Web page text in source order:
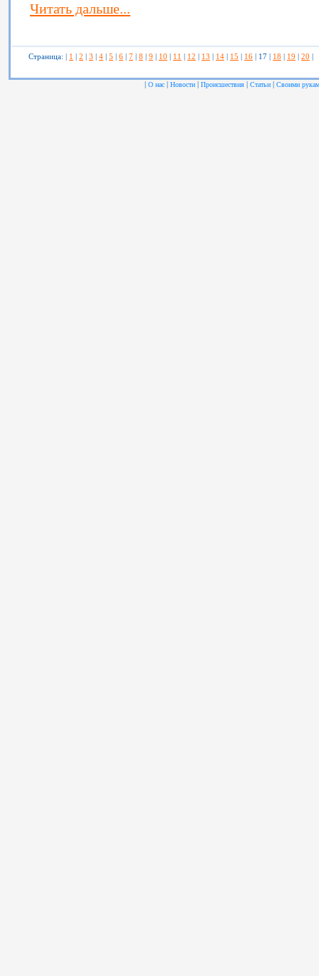
Читать дальше...
Страница: | 1 | 2 | 3 | 4 | 5 | 6 | 7 | 8 | 9 | 10 | 11 | 12 | 13 | 14 | 15 | 16 | 17 | 18 | 19 | 20 |
| О нас | Новости | Происшествия | Статьи | Своими